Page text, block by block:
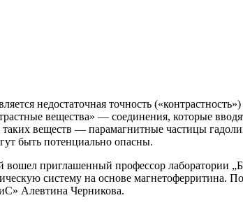
недостаточная точность
вещества» — соединения, которые
веществ — парамагнитные частицы
быть потенциально опасны.
вошел приглашенный профессор
систему на основе магнетоферритина.
Алевтина Черникова.